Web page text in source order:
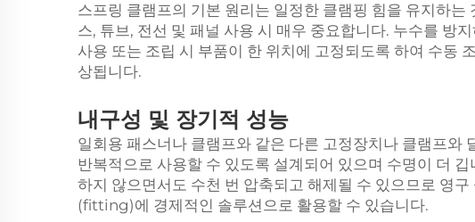
스프링 클램프의 기본 원리는 일정한 클램핑 힘을 유지하는
스, 튜브, 전선 및 패널 사용 시 매우 중요합니다. 누수를 방
사용 또는 조립 시 부품이 한 위치에 고정되도록 하여 수동
상됩니다.
내구성 및 장기적 성능
일회용 패스너나 클램프와 같은 다른 고정장치나 클램프와
반복적으로 사용할 수 있도록 설계되어 있으며 수명이 더
하지 않으면서도 수천 번 압축되고 해제될 수 있으므로 영
(fitting)에 경제적인 솔루션으로 활용할 수 있습니다.